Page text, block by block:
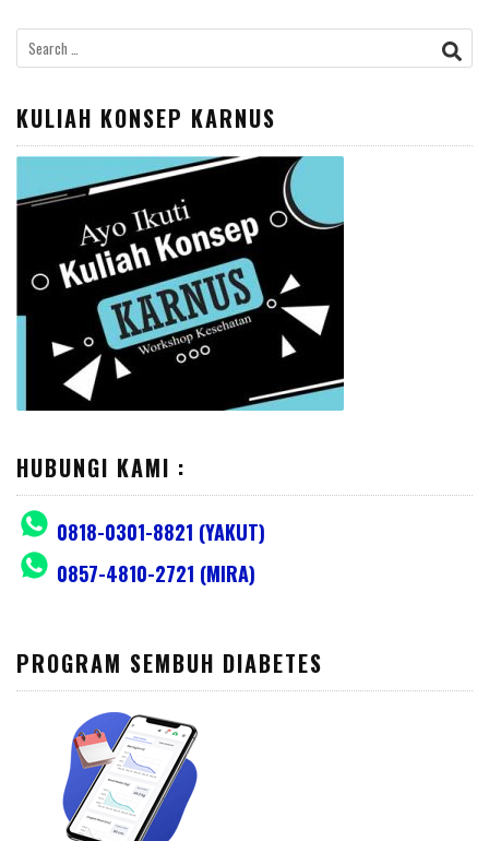
Search
for:
KULIAH KONSEP KARNUS
HUBUNGI KAMI :
0818-0301-8821 (YAKUT)
0857-4810-2721 (MIRA)
PROGRAM SEMBUH DIABETES